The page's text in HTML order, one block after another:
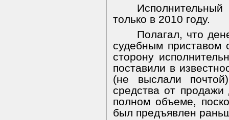
только в 2010 году.
Полагал, что
судебным приставом
сторону
поставили в
(не выслали
средства от
полном объеме,
был предъявлен